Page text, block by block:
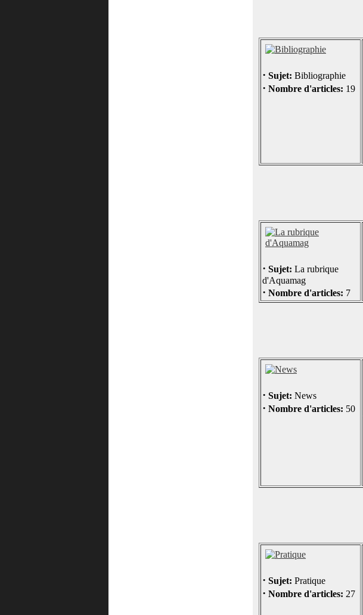
· Sujet: Bibliographie
· Nombre d'articles: 19
· Sujet: La rubrique
d'Aquamag
· Nombre d'articles: 7
· Sujet: News
· Nombre d'articles: 50
· Sujet: Pratique
· Nombre d'articles: 27